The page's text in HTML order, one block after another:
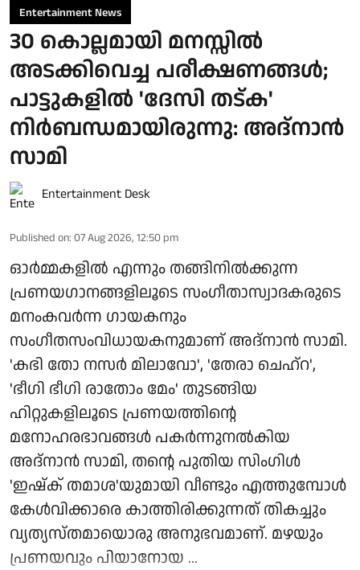
Entertainment News
30 കൊല്ലമായി മനസ്സിൽ
അടക്കിവെച്ച പരീക്ഷണങ്ങൾ;
പാട്ടുകളിൽ 'ദേസി തട്ക'
നിർബന്ധമായിരുന്നു: അദ്നാൻ
സാമി
Entertainment Desk
Published on: 07 Aug 2026, 12:50 pm
ഓർമ്മകളിൽ എന്നും തങ്ങിനിൽക്കുന്ന
പ്രണയഗാനങ്ങളിലൂടെ സംഗീതാസ്വാദകരുടെ
മനംകവർന്ന ഗായകനും
സംഗീതസംവിധായകനുമാണ് അദ്നാൻ സാമി.
'കഭി തോ നസർ മിലാവോ', 'തേരാ ചെഹ്റ',
'ഭീഗി ഭീഗി രാതോം മേം' തുടങ്ങിയ
ഹിറ്റുകളിലൂടെ പ്രണയത്തിന്റെ
മനോഹരഭാവങ്ങൾ പകർന്നുനൽകിയ
അദ്നാൻ സാമി, തന്റെ പുതിയ സിംഗിൾ
'ഇഷ്ക് തമാശ'യുമായി വീണ്ടും എത്തുമ്പോൾ
കേൾവിക്കാരെ കാത്തിരിക്കുന്നത് തികച്ചും
വ്യത്യസ്തമായൊരു അനുഭവമാണ്. മഴയും
പ്രണയവും പിയാനോയ ...